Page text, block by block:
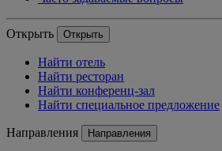
Открыть Открыть
Найти отель
Найти ресторан
Найти конференц-зал
Найти специальное предложение
Направления Направления